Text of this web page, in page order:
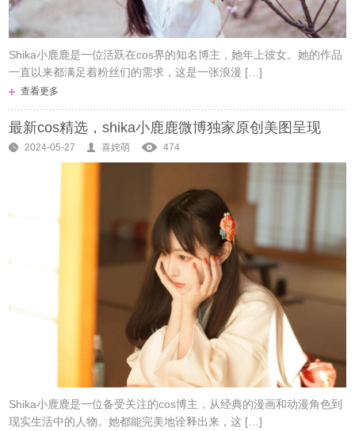
Shika小鹿鹿是一位活跃在cos界的知名博主，她年上彼女。她的作品
一直以来都满足着粉丝们的需求，这是一张浪漫 […]
查看更多
最新cos精选，shika小鹿鹿微博独家原创美图呈现
2024-05-27 喜姹萌 474
Shika小鹿鹿是一位备受关注的cos博主，从经典的漫画和动漫角色到
现实生活中的人物。她都能完美地诠释出来，这 […]